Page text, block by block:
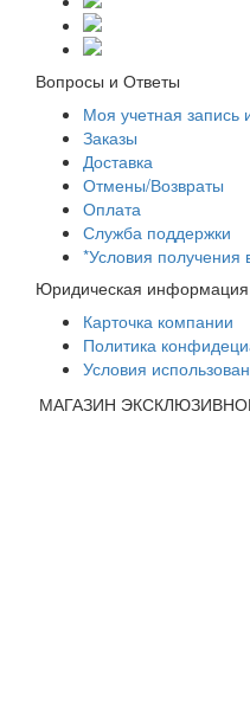
Вопросы и Ответы
Моя учетная запись
Заказы
Доставка
Отмены/Возвраты
Оплата
Служба поддержки
*Условия получения
Юридическая информация
Карточка компании
Политика
Условия
МАГАЗИН